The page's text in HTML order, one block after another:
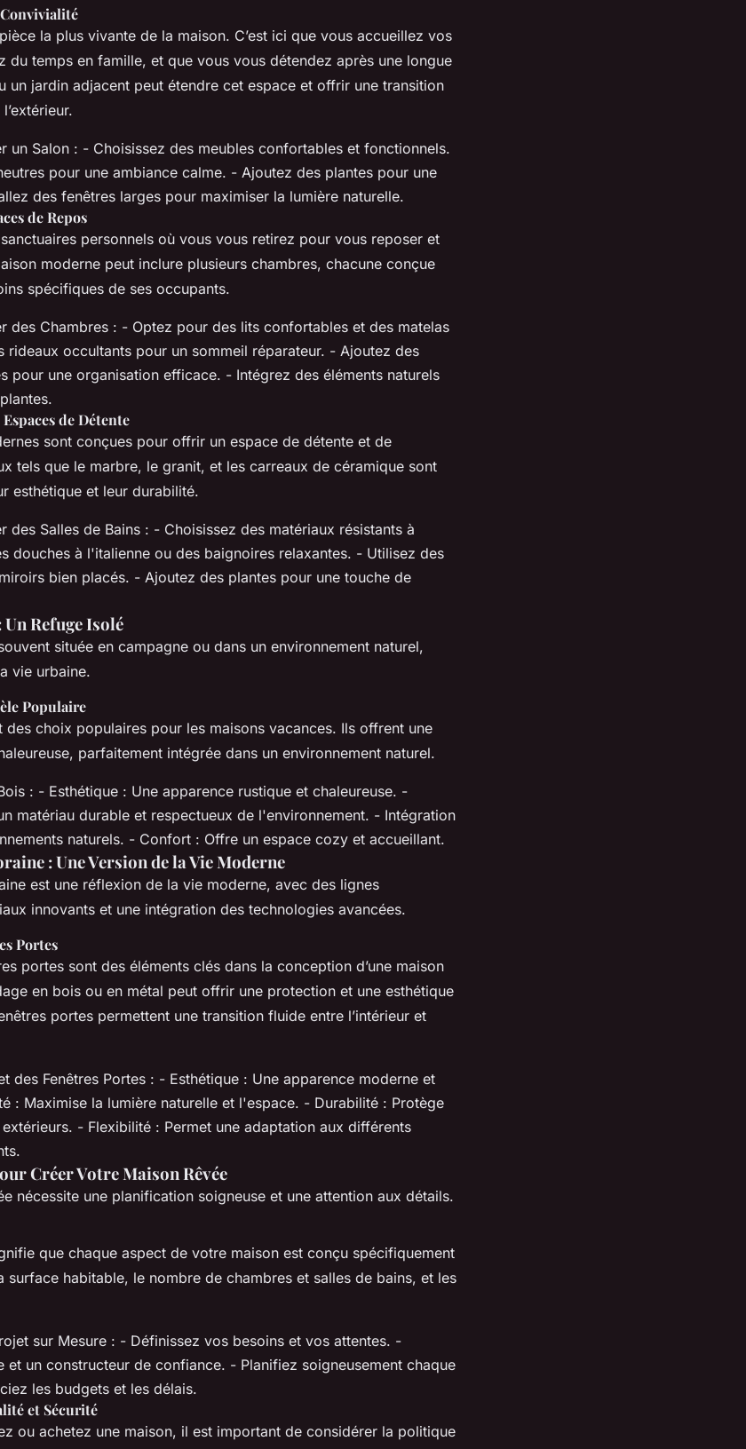
Convivialité
la plus vivante de la maison. C’est ici que vous accueillez vos
du temps en famille, et que vous vous détendez après une longue
un jardin adjacent peut étendre cet espace et offrir une transition
un Salon : - Choisissez des meubles confortables et fonctionnels.
pour une ambiance calme. - Ajoutez des plantes pour une
des fenêtres larges pour maximiser la lumière naturelle.
de Repos
personnels où vous vous retirez pour vous reposer et
moderne peut inclure plusieurs chambres, chacune conçue
spécifiques de ses occupants.
des Chambres : - Optez pour des lits confortables et des matelas
rideaux occultants pour un sommeil réparateur. - Ajoutez des
pour une organisation efficace. - Intégrez des éléments naturels
de Détente
sont conçues pour offrir un espace de détente et de
tels que le marbre, le granit, et les carreaux de céramique sont
esthétique et leur durabilité.
des Salles de Bains : - Choisissez des matériaux résistants à
douches à l'italienne ou des baignoires relaxantes. - Utilisez des
bien placés. - Ajoutez des plantes pour une touche de
Un Refuge Isolé
située en campagne ou dans un environnement naturel,
vie urbaine.
Populaire
des choix populaires pour les maisons vacances. Ils offrent une
parfaitement intégrée dans un environnement naturel.
: - Esthétique : Une apparence rustique et chaleureuse. -
matériau durable et respectueux de l'environnement. - Intégration
naturels. - Confort : Offre un espace cozy et accueillant.
: Une Version de la Vie Moderne
est une réflexion de la vie moderne, avec des lignes
innovants et une intégration des technologies avancées.
Portes
portes sont des éléments clés dans la conception d’une maison
en bois ou en métal peut offrir une protection et une esthétique
portes permettent une transition fluide entre l’intérieur et
des Fenêtres Portes : - Esthétique : Une apparence moderne et
: Maximise la lumière naturelle et l'espace. - Durabilité : Protège
- Flexibilité : Permet une adaptation aux différents
Créer Votre Maison Rêvée
nécessite une planification soigneuse et une attention aux détails.
que chaque aspect de votre maison est conçu spécifiquement
surface habitable, le nombre de chambres et salles de bains, et les
sur Mesure : - Définissez vos besoins et vos attentes. -
et un constructeur de confiance. - Planifiez soigneusement chaque
les budgets et les délais.
et Sécurité
ou achetez une maison, il est important de considérer la politique